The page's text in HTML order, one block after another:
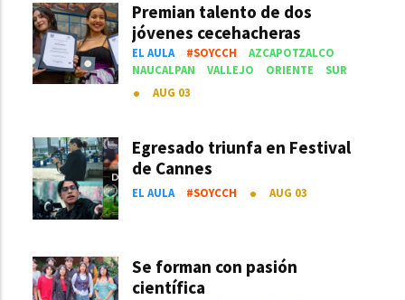
Premian talento de dos
jóvenes cecehacheras
EL AULA #SOYCCH
AZCAPOTZALCO
NAUCALPAN
VALLEJO ORIENTE
SUR
AUG 03
Egresado triunfa en Festival
de Cannes
EL AULA #SOYCCH AUG 03
Se forman con pasión
científica